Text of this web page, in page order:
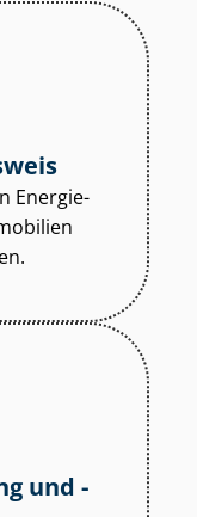
En­er­gie­
und -